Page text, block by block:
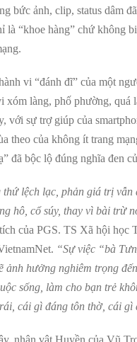
bức ảnh, clip, status dâm
là “khoe hàng” chứ không
vi “đánh đĩ” của một
xóm làng, phố phường, quá
với sự trợ giúp của
theo của không ít trang
đã bộc lộ đúng nghĩa đen
thứ lệch lạc, phản giá trị vẫn
hô, cổ súy, thay vì bài trừ
của PGS. TS Xã hội học
“Sự việc “bà
ảnh hưởng nghiêm trọng
sống, làm cho bạn trẻ
cái gì đáng tôn thờ, cái gì